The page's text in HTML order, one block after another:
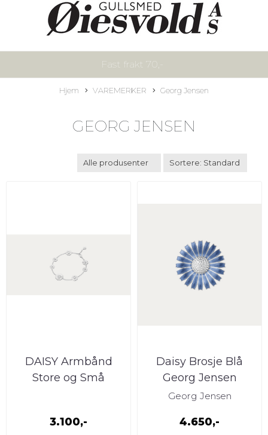
Fast frakt 70,-
Hjem VAREMERKER Georg Jensen
GEORG JENSEN
DAISY Armbånd
Store og Små
3.100,-
Daisy Brosje Blå
Georg Jensen
Georg Jensen
4.650,-